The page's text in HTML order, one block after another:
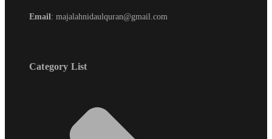
Email: majalahnidaulquran@gmail.com
Category List